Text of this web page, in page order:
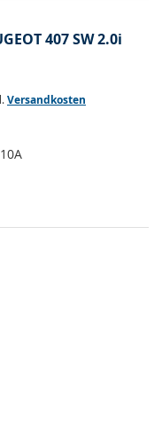
407 SW 2.0i
Versandkosten